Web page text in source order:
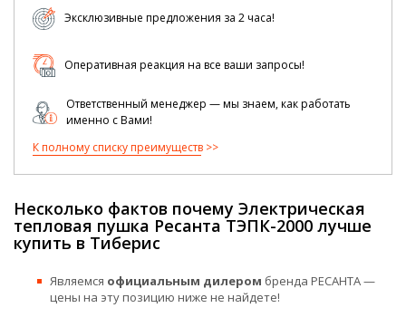
Эксклюзивные предложения за 2 часа!
Оперативная реакция на все ваши запросы!
Ответственный менеджер — мы знаем, как работать
именно с Вами!
К полному списку преимуществ
Несколько фактов почему Электрическая
тепловая пушка Ресанта ТЭПК-2000 лучше
купить в Тиберис
Являемся официальным дилером бренда РЕСАНТА —
цены на эту позицию ниже не найдете!